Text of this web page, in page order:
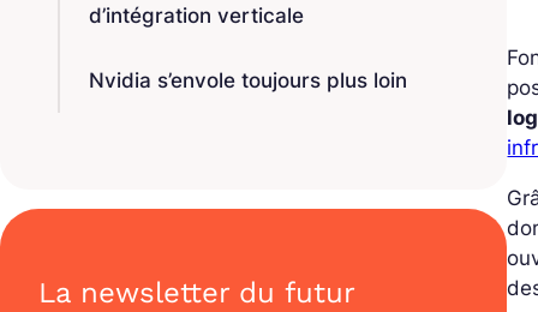
d’intégration verticale
Nvidia s’envole toujours plus loin
La newsletter du futur